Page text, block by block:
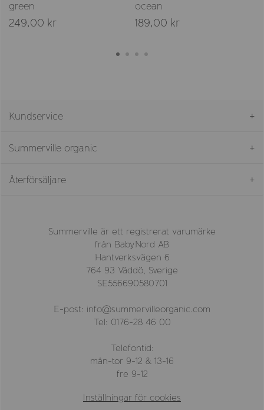
green
249,00 kr
ocean
189,00 kr
Kundservice
Summerville organic
Återförsäljare
Summerville är ett registrerat varumärke
från BabyNord AB
Hantverksvägen 6
764 93 Väddö, Sverige
SE556690580701
E-post: info@summervilleorganic.com
Tel: 0176-28 46 00
Telefontid:
mån-tor 9-12 & 13-16
fre 9-12
Inställningar för cookies